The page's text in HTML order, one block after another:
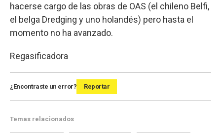
hacerse cargo de las obras de OAS (el chileno Belfi,
el belga Dredging y uno holandés) pero hasta el
momento no ha avanzado.
Regasificadora
¿Encontraste un error? Reportar
Temas relacionados